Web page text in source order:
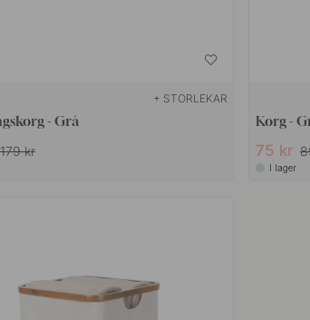
+ STORLEKAR
- Grå
179 kr
Korg -
75 kr
I lager